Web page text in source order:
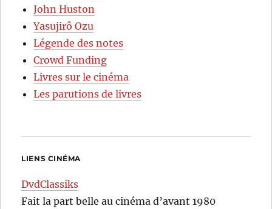
John Huston
Yasujirô Ozu
Légende des notes
Crowd Funding
Livres sur le cinéma
Les parutions de livres
LIENS CINÉMA
DvdClassiks
Fait la part belle au cinéma d’avant 1980